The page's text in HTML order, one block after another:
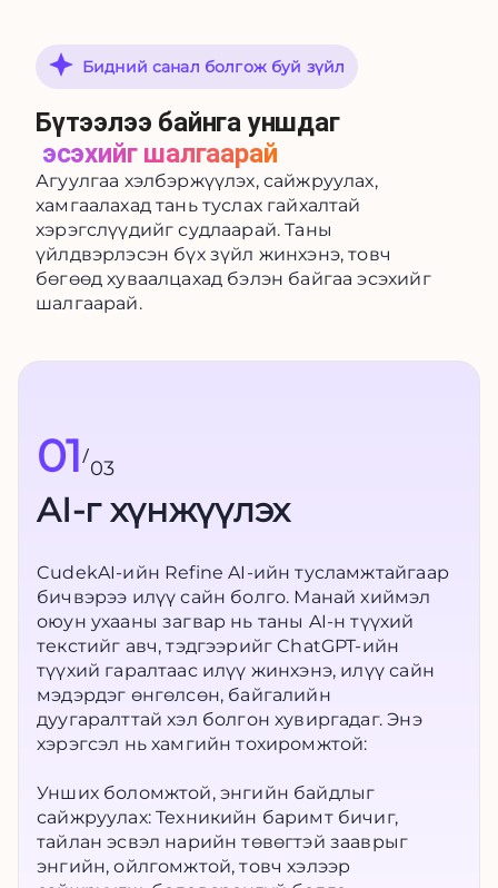
Бидний санал болгож буй зүйл
Бүтээлээ байнга уншдаг
эсэхийг шалгаарай
Агуулгаа хэлбэржүүлэх, сайжруулах,
хамгаалахад тань туслах гайхалтай
хэрэгслүүдийг судлаарай. Таны
үйлдвэрлэсэн бүх зүйл жинхэнэ, товч
бөгөөд хуваалцахад бэлэн байгаа эсэхийг
шалгаарай.
01 /
03
AI-г хүнжүүлэх
CudekAI-ийн Refine AI-ийн тусламжтайгаар
бичвэрээ илүү сайн болго. Манай хиймэл
оюун ухааны загвар нь таны AI-н түүхий
текстийг авч, тэдгээрийг ChatGPT-ийн
түүхий гаралтаас илүү жинхэнэ, илүү сайн
мэдэрдэг өнгөлсөн, байгалийн
дуугаралттай хэл болгон хувиргадаг. Энэ
хэрэгсэл нь хамгийн тохиромжтой:
Унших боломжтой, энгийн байдлыг
сайжруулах: Техникийн баримт бичиг,
тайлан эсвэл нарийн төвөгтэй зааврыг
энгийн, ойлгомжтой, товч хэлээр